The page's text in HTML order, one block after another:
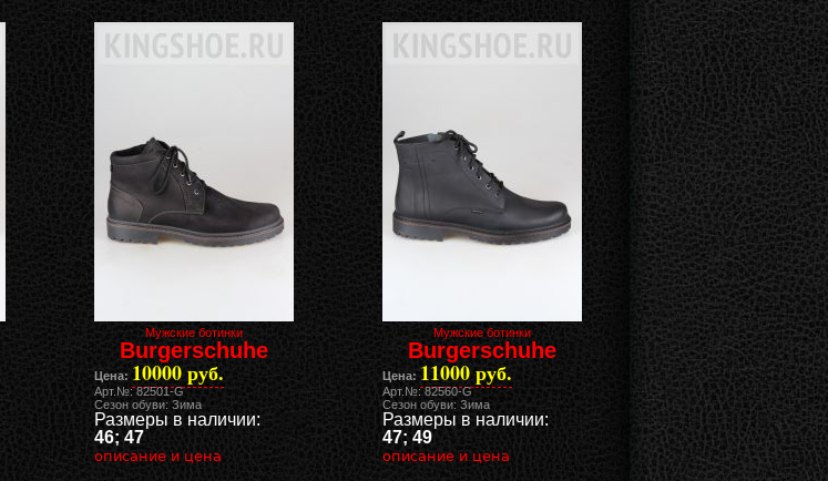
Мужские ботинки
Burgerschuhe
Мужские ботинки
Burgerschuhe
Цена: 10000 руб.
Арт.№: 82501-G
Сезон обуви: Зима
Размеры в наличии:
46; 47
описание и цена
Цена: 11000 руб.
Арт.№: 82560-G
Сезон обуви: Зима
Размеры в наличии:
47; 49
описание и цена